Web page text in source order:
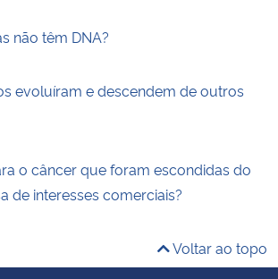
não têm DNA?
evoluíram e descendem de outros
o câncer que foram escondidas do
de interesses comerciais?
Voltar ao topo